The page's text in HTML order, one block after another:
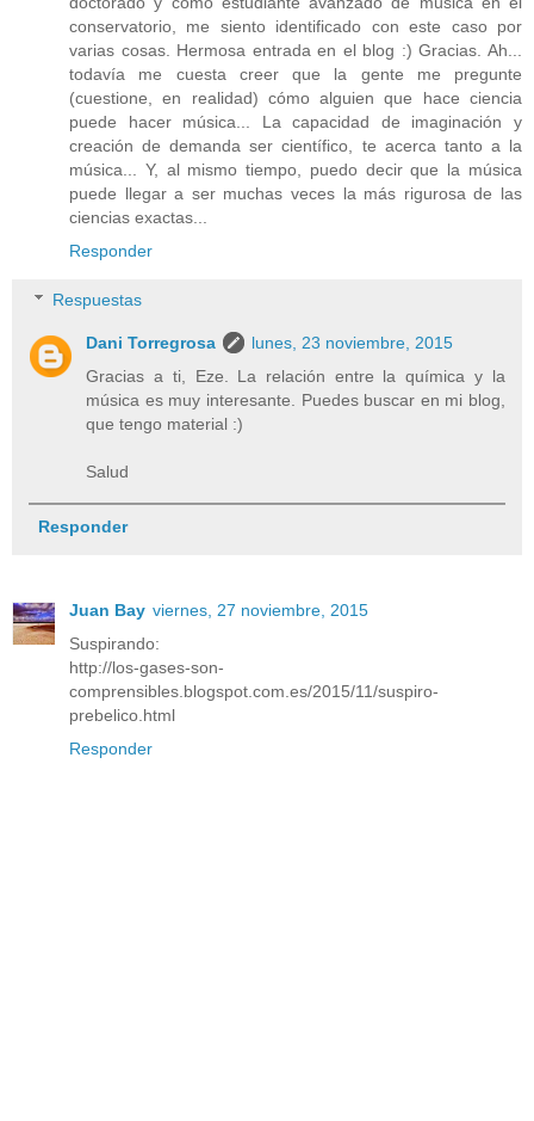
conservatorio, me siento identificado con este caso por
varias cosas. Hermosa entrada en el blog :) Gracias. Ah...
todavía me cuesta creer que la gente me pregunte
(cuestione, en realidad) cómo alguien que hace ciencia
puede hacer música... La capacidad de imaginación y
creación de demanda ser científico, te acerca tanto a la
música... Y, al mismo tiempo, puedo decir que la música
puede llegar a ser muchas veces la más rigurosa de las
ciencias exactas...
Responder
Respuestas
Dani Torregrosa
lunes, 23 noviembre, 2015
Gracias a ti, Eze. La relación entre la química y la
música es muy interesante. Puedes buscar en mi blog,
que tengo material :)
Salud
Responder
Juan Bay viernes, 27 noviembre, 2015
Suspirando:
http://los-gases-son-
comprensibles.blogspot.com.es/2015/11/suspiro-
prebelico.html
Responder